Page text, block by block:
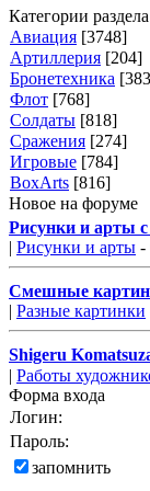
Категории раздела
Авиация [3748]
Артиллерия [204]
Бронетехника
Флот [768]
Солдаты [818]
Сражения [274]
Игровые [784]
BoxArts [816]
Новое на форуме
Рисунки и арты
| Рисунки и арты -
Смешные
| Разные картинки
Shigeru
| Работы
Форма входа
Логин:
Пароль:
запомнить